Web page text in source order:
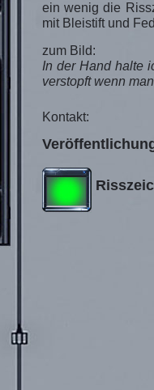
ein wenig die
mit Bleistift und
zum Bild:
In der Hand halte
verstopft wenn
Kontakt: